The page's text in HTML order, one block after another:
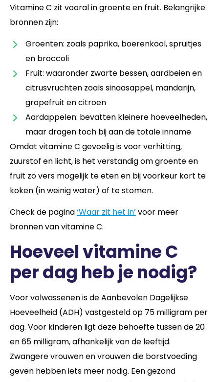
Vitamine C zit vooral in groente en fruit. Belangrijke
bronnen zijn:
Groenten: zoals paprika, boerenkool, spruitjes
en broccoli
Fruit: waaronder zwarte bessen, aardbeien en
citrusvruchten zoals sinaasappel, mandarijn,
grapefruit en citroen
Aardappelen: bevatten kleinere hoeveelheden,
maar dragen toch bij aan de totale inname
Omdat vitamine C gevoelig is voor verhitting,
zuurstof en licht, is het verstandig om groente en
fruit zo vers mogelijk te eten en bij voorkeur kort te
koken (in weinig water) of te stomen.
Check de pagina‘Waar zit het in’ voor meer
bronnen van vitamine C.
Hoeveel vitamine C
per dag heb je nodig?
Voor volwassenen is de Aanbevolen Dagelijkse
Hoeveelheid (ADH) vastgesteld op 75 milligram per
dag. Voor kinderen ligt deze behoefte tussen de 20
en 65 milligram, afhankelijk van de leeftijd.
Zwangere vrouwen en vrouwen die borstvoeding
geven hebben iets meer nodig. Een gezond